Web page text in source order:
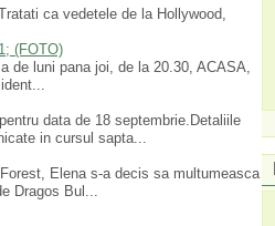
ca vedetele de la Hollywood,
(FOTO)
de luni pana joi, de la 20.30, ACASA,
data de 18 septembrie.Detaliile
in cursul sapta...
Elena s-a decis sa multumeasca
Dragos Bul...